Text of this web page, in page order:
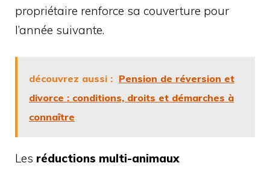
propriétaire renforce sa couverture pour
l’année suivante.
découvrez aussi : Pension de réversion et
divorce : conditions, droits et démarches à
connaître
Les réductions multi-animaux